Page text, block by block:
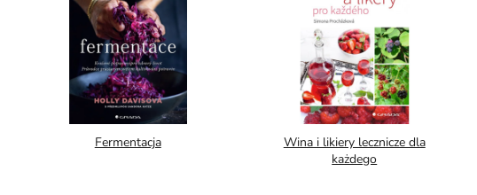
Fermentacja
Wina i likiery lecznicze dla
każdego